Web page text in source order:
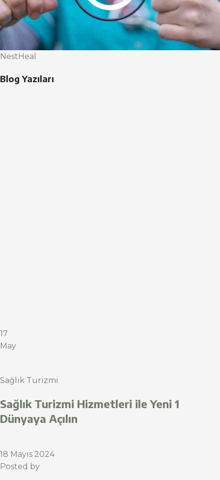
NestHeal
Blog Yazıları
17
May
Sağlık Turizmi
Sağlık Turizmi Hizmetleri ile Yeni 1
Dünyaya Açılın
18 Mayıs 2024
Posted by